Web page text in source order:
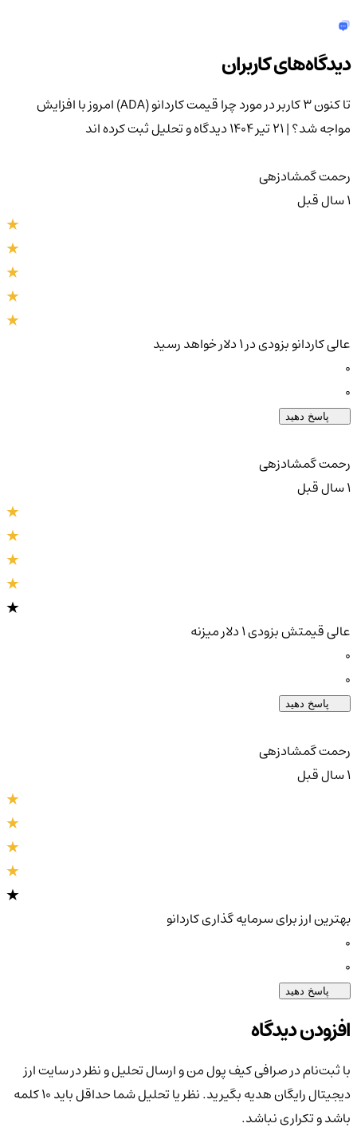
دیدگاه‌های کاربران
تا کنون 3 کاربر در مورد
چرا قیمت کاردانو (ADA) امروز با افزایش
مواجه شد؟ | ۲۱ تیر ۱۴۰۴
دیدگاه و تحلیل ثبت کرده اند
رحمت گمشادزهی
عالی کاردانو بزودی در 1 دلار خواهد رسید
پاسخ دهید
رحمت گمشادزهی
عالی قیمتش بزودی 1 دلار میزنه
پاسخ دهید
رحمت گمشادزهی
بهترین ارز برای سرمایه گذاری کاردانو
پاسخ دهید
افزودن دیدگاه
با ثبت‌نام در صرافی کیف پول من و ارسال تحلیل و نظر در سایت ارز
دیجیتال رایگان هدیه بگیرید. نظر یا تحلیل شما حداقل باید ۱۰ کلمه
باشد و تکراری نباشد.